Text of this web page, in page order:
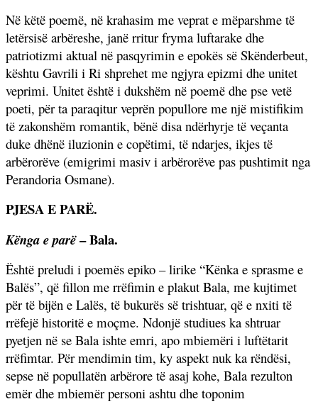
Në këtë poemë, në krahasim me veprat e mëparshme të
letërsisë arbëreshe, janë rritur fryma luftarake dhe
patriotizmi aktual në pasqyrimin e epokës së Skënderbeut,
kështu Gavrili i Ri shprehet me ngjyra epizmi dhe unitet
veprimi. Unitet është i dukshëm në poemë dhe pse vetë
poeti, për ta paraqitur veprën popullore me një mistifikim
të zakonshëm romantik, bënë disa ndërhyrje të veçanta
duke dhënë iluzionin e copëtimi, të ndarjes, ikjes të
arbërorëve (emigrimi masiv i arbërorëve pas pushtimit nga
Perandoria Osmane).
PJESA E PARË.
Kënga e parë– Bala.
Është preludi i poemës epiko – lirike “Kënka e sprasme e
Balës”, që fillon me rrëfimin e plakut Bala, me kujtimet
për të bijën e Lalës, të bukurës së trishtuar, që e nxiti të
rrëfejë historitë e moçme. Ndonjë studiues ka shtruar
pyetjen në se Bala ishte emri, apo mbiemëri i luftëtarit
rrëfimtar. Për mendimin tim, ky aspekt nuk ka rëndësi,
sepse në popullatën arbërore të asaj kohe, Bala rezulton
emër dhe mbiemër personi ashtu dhe toponim